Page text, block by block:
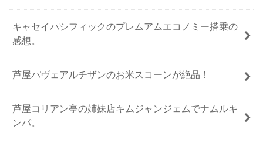
キャセイパシフィックのプレムアムエコノミー搭乗の
感想。
芦屋パヴェアルチザンのお米スコーンが絶品！
芦屋コリアン亭の姉妹店キムジャンジェムでナムルキ
ンパ。